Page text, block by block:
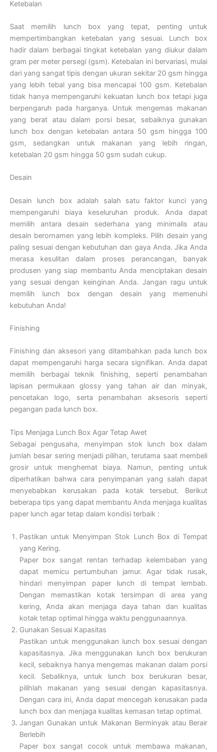
Ketebalan
Saat memilih lunch box yang tepat, penting untuk
mempertimbangkan ketebalan yang sesuai. Lunch box
hadir dalam berbagai tingkat ketebalan yang diukur dalam
gram per meter persegi (gsm). Ketebalan ini bervariasi, mulai
dari yang sangat tipis dengan ukuran sekitar 20 gsm hingga
yang lebih tebal yang bisa mencapai 100 gsm. Ketebalan
tidak hanya mempengaruhi kekuatan lunch box tetapi juga
berpengaruh pada harganya. Untuk mengemas makanan
yang berat atau dalam porsi besar, sebaiknya gunakan
lunch box dengan ketebalan antara 50 gsm hingga 100
gsm, sedangkan untuk makanan yang lebih ringan,
ketebalan 20 gsm hingga 50 gsm sudah cukup.
Desain
Desain lunch box adalah salah satu faktor kunci yang
mempengaruhi biaya keseluruhan produk. Anda dapat
memilih antara desain sederhana yang minimalis atau
desain berornamen yang lebih kompleks. Pilih desain yang
paling sesuai dengan kebutuhan dan gaya Anda. Jika Anda
merasa kesulitan dalam proses perancangan, banyak
produsen yang siap membantu Anda menciptakan desain
yang sesuai dengan keinginan Anda. Jangan ragu untuk
memilih lunch box dengan desain yang memenuhi
kebutuhan Anda!
Finishing
Finishing dan aksesori yang ditambahkan pada lunch box
dapat mempengaruhi harga secara signifikan. Anda dapat
memilih berbagai teknik finishing, seperti penambahan
lapisan permukaan glossy yang tahan air dan minyak,
pencetakan logo, serta penambahan aksesoris seperti
pegangan pada lunch box.
Tips Menjaga Lunch Box Agar Tetap Awet
Sebagai pengusaha, menyimpan stok lunch box dalam
jumlah besar sering menjadi pilihan, terutama saat membeli
grosir untuk menghemat biaya. Namun, penting untuk
diperhatikan bahwa cara penyimpanan yang salah dapat
menyebabkan kerusakan pada kotak tersebut. Berikut
beberapa tips yang dapat membantu Anda menjaga kualitas
paper lunch agar tetap dalam kondisi terbaik :
Pastikan untuk Menyimpan Stok Lunch Box di Tempat
yang Kering.
Paper box sangat rentan terhadap kelembaban yang
dapat memicu pertumbuhan jamur. Agar tidak rusak,
hindari menyimpan paper lunch di tempat lembab.
Dengan memastikan kotak tersimpan di area yang
kering, Anda akan menjaga daya tahan dan kualitas
kotak tetap optimal hingga waktu penggunaannya.
Gunakan Sesuai Kapasitas
Pastikan untuk menggunakan lunch box sesuai dengan
kapasitasnya. Jika menggunakan lunch box berukuran
kecil, sebaiknya hanya mengemas makanan dalam porsi
kecil. Sebaliknya, untuk lunch box berukuran besar,
pilihlah makanan yang sesuai dengan kapasitasnya.
Dengan cara ini, Anda dapat mencegah kerusakan pada
lunch box dan menjaga kualitas kemasan tetap optimal.
Jangan Gunakan untuk Makanan Berminyak atau Berair
Berlebih
Paper box sangat cocok untuk membawa makanan,